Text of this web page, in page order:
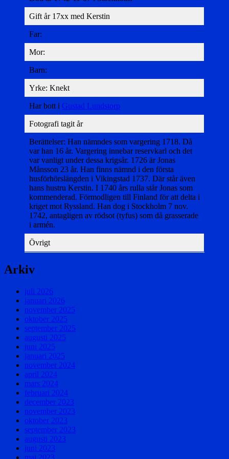
Gift år 17xx med Kerstin
Far:
Mor:
Barn:
Yrke: Knekt
Har bott i Gustad Lundstorp
Fotografi tagit år
Berättelser: Han nämndes som vargering 1718. Då
var han 16 år. Vargering innebar reservkarl och det
var vanligt under dessa krigsår. 1726 är Jonas
Månsson 23 år. Han finns nämnd i den första
husförhörslängden i Vikingstad 1737. Där står även
hans hustru Kerstin. I 1740 års rulla står Jonas som
kommenderad. Förmodligen till Finland för att delta i
kriget mot Ryssland. Han dog i Stockholm 7 nov.
1742, antagligen av rödsot (tyfus) som då grasserade
i armén.
Övrigt
Arkiv
juli 2026
januari 2026
november 2025
oktober 2025
september 2025
augusti 2025
juni 2025
januari 2025
november 2024
april 2024
mars 2024
februari 2024
december 2023
november 2023
oktober 2023
september 2023
augusti 2023
juni 2023
maj 2023